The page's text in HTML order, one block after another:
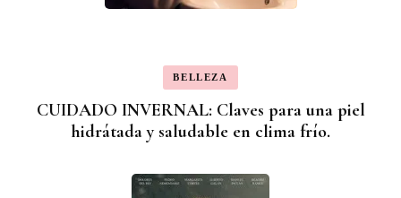
BELLEZA
CUIDADO INVERNAL: Claves para una piel
hidrátada y saludable en clima frío.